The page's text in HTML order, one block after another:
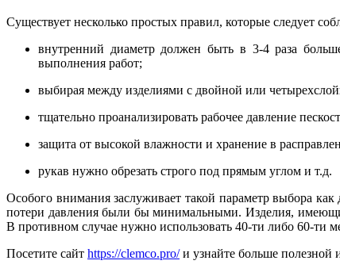
Существует несколько простых правил, которые следует
внутренний диаметр должен быть в 3-4 раза
выполнения работ;
выбирая между изделиями с двойной или
тщательно проанализировать рабочее давление
защита от высокой влажности и хранение в
рукав нужно обрезать строго под прямым углом и т.д.
Особого внимания заслуживает такой параметр выбора
потери давления были бы минимальными. Изделия,
В противном случае нужно использовать 40-ти либо 60-ти
Посетите сайт https://clemco.pro/и узнайте больше полезной